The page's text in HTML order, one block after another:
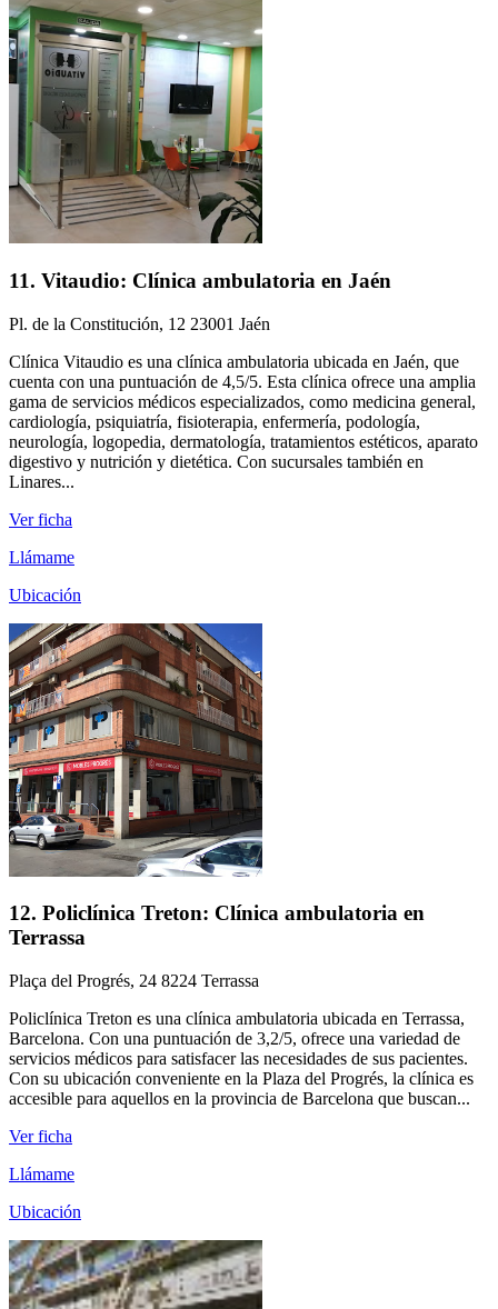
11. Vitaudio: Clínica ambulatoria en Jaén
Pl. de la Constitución, 12 23001 Jaén
Clínica Vitaudio es una clínica ambulatoria ubicada en Jaén, que
cuenta con una puntuación de 4,5/5. Esta clínica ofrece una amplia
gama de servicios médicos especializados, como medicina general,
cardiología, psiquiatría, fisioterapia, enfermería, podología,
neurología, logopedia, dermatología, tratamientos estéticos, aparato
digestivo y nutrición y dietética. Con sucursales también en
Linares...
Ver ficha
Llámame
Ubicación
12. Policlínica Treton: Clínica ambulatoria en
Terrassa
Plaça del Progrés, 24 8224 Terrassa
Policlínica Treton es una clínica ambulatoria ubicada en Terrassa,
Barcelona. Con una puntuación de 3,2/5, ofrece una variedad de
servicios médicos para satisfacer las necesidades de sus pacientes.
Con su ubicación conveniente en la Plaza del Progrés, la clínica es
accesible para aquellos en la provincia de Barcelona que buscan...
Ver ficha
Llámame
Ubicación